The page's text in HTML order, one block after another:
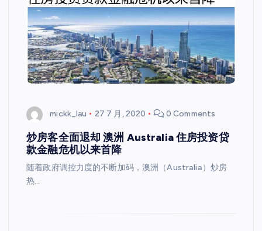
mickk_lau 27 7 月, 2020 0 Comments
炒房客全面退却 澳洲 Australia 住房投资贷
款金融危机以来首降
随着政府调控力度的不断加码，澳洲（Australia）炒房
热…